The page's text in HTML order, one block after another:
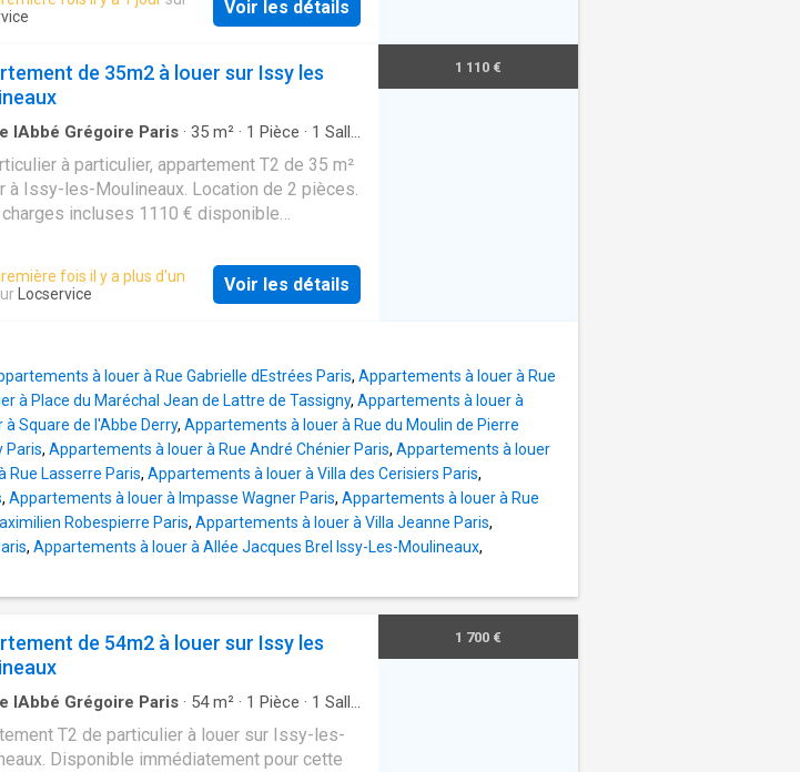
Voir les détails
de 35m2 à louer sur Issy les
lAbbé Grégoire Paris · 35 m² · 1 Pièce · 1 Salle
à particulier, appartement T2 de 35 m²
à Issy-les-Moulineaux. Location de 2 pièces.
charges incluses 1110 € disponible
fois il y a plus d'un
Locservice Voir les détails
1 110 €
à louer à Rue Gabrielle dEstrées Paris, Appartements à louer à Rue
à Place du Maréchal Jean de Lattre de Tassigny, Appartements à louer à
Square de l'Abbe Derry, Appartements à louer à Rue du Moulin de Pierre
Paris, Appartements à louer à Rue André Chénier Paris, Appartements à louer
Rue Lasserre Paris, Appartements à louer à Villa des Cerisiers Paris,
, Appartements à louer à Impasse Wagner Paris, Appartements à louer à Rue
Robespierre Paris, Appartements à louer à Villa Jeanne Paris,
, Appartements à louer à Allée Jacques Brel Issy-Les-Moulineaux,
de 54m2 à louer sur Issy les
lAbbé Grégoire Paris · 54m² · 1 Pièce · 1 Salle
T2 de particulier à louer sur Issy-les-
Disponible immédiatement pour cette
1 700 €